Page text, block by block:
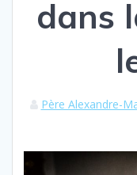
dans
Père Alexandre-